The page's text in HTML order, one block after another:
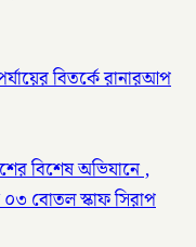
বিতর্কে রানারআপ
বিশেষ অভিযানে ,
বোতল স্কাফ সিরাপ